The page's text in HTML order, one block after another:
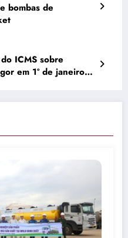
bombas de
ICMS sobre
em 1º de janeiro